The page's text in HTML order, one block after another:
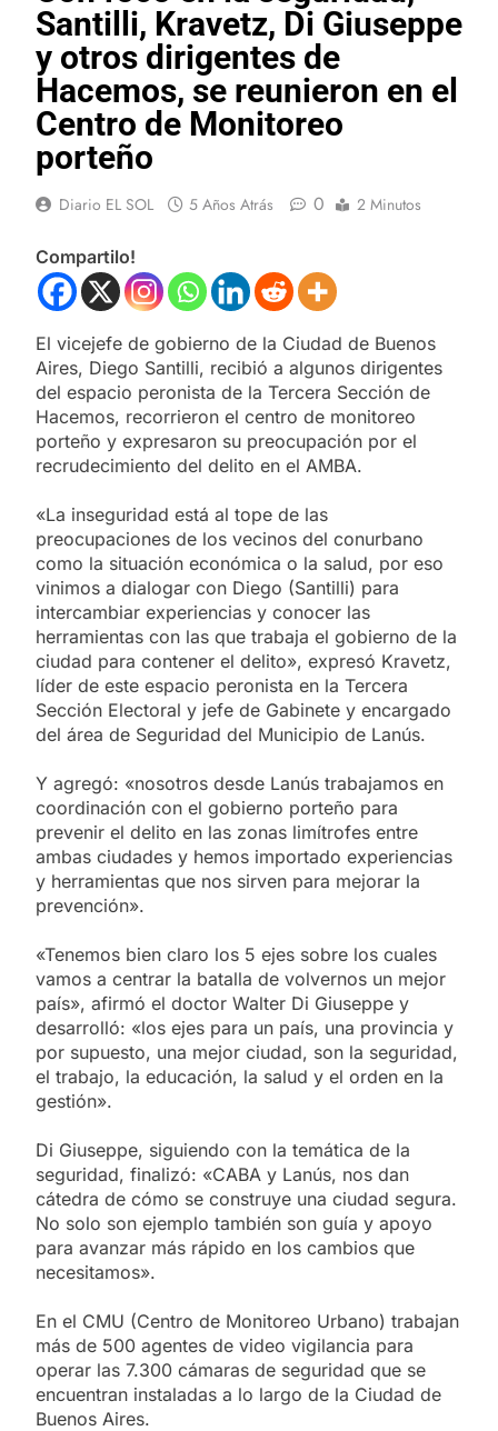
Santilli, Kravetz, Di Giuseppe
y otros dirigentes de
Hacemos, se reunieron en el
Centro de Monitoreo
porteño
Diario EL SOL 5 Años Atrás 0 2 Minutos
Compartilo!
El vicejefe de gobierno de la Ciudad de Buenos
Aires, Diego Santilli, recibió a algunos dirigentes
del espacio peronista de la Tercera Sección de
Hacemos, recorrieron el centro de monitoreo
porteño y expresaron su preocupación por el
recrudecimiento del delito en el AMBA.
«La inseguridad está al tope de las
preocupaciones de los vecinos del conurbano
como la situación económica o la salud, por eso
vinimos a dialogar con Diego (Santilli) para
intercambiar experiencias y conocer las
herramientas con las que trabaja el gobierno de la
ciudad para contener el delito», expresó Kravetz,
líder de este espacio peronista en la Tercera
Sección Electoral y jefe de Gabinete y encargado
del área de Seguridad del Municipio de Lanús.
Y agregó: «nosotros desde Lanús trabajamos en
coordinación con el gobierno porteño para
prevenir el delito en las zonas limítrofes entre
ambas ciudades y hemos importado experiencias
y herramientas que nos sirven para mejorar la
prevención».
«Tenemos bien claro los 5 ejes sobre los cuales
vamos a centrar la batalla de volvernos un mejor
país», afirmó el doctor Walter Di Giuseppe y
desarrolló: «los ejes para un país, una provincia y
por supuesto, una mejor ciudad, son la seguridad,
el trabajo, la educación, la salud y el orden en la
gestión».
Di Giuseppe, siguiendo con la temática de la
seguridad, finalizó: «CABA y Lanús, nos dan
cátedra de cómo se construye una ciudad segura.
No solo son ejemplo también son guía y apoyo
para avanzar más rápido en los cambios que
necesitamos».
En el CMU (Centro de Monitoreo Urbano) trabajan
más de 500 agentes de video vigilancia para
operar las 7.300 cámaras de seguridad que se
encuentran instaladas a lo largo de la Ciudad de
Buenos Aires.